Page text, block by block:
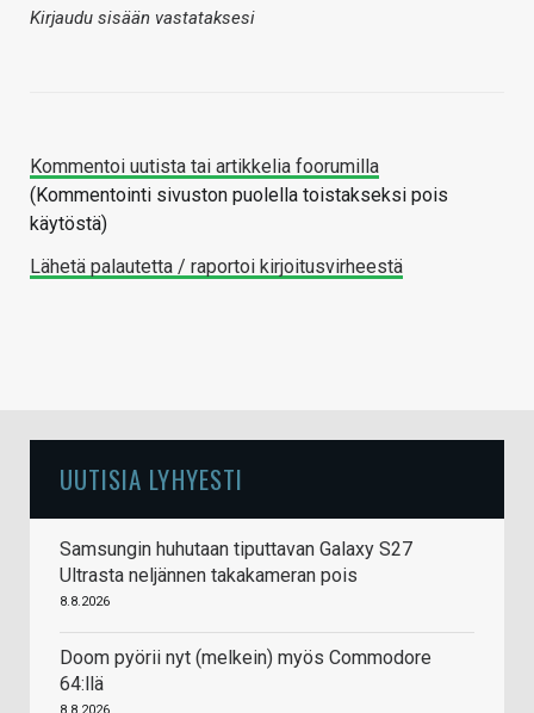
Kirjaudu sisään vastataksesi
Kommentoi uutista tai artikkelia foorumilla
(Kommentointi sivuston puolella toistakseksi pois
käytöstä)
Lähetä palautetta / raportoi kirjoitusvirheestä
UUTISIA LYHYESTI
Samsungin huhutaan tiputtavan Galaxy S27
Ultrasta neljännen takakameran pois
8.8.2026
Doom pyörii nyt (melkein) myös Commodore
64:llä